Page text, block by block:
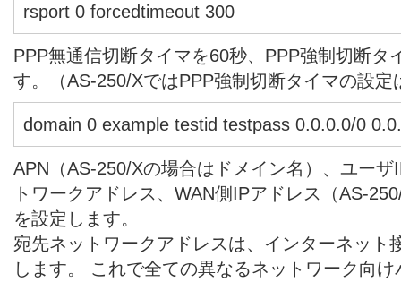
rsport 0 forcedtimeout 300
PPP無通信切断タイマを60秒、PPP強制切断タ
す。（AS-250/XではPPP強制切断タイマの設定
domain 0 example testid testpass 0.0.0.0/0
APN（AS-250/Xの場合はドメイン名）、ユー
トワークアドレス、WAN側IPアドレス（AS-
を設定します。
宛先ネットワークアドレスは、インターネット
します。 これで全ての異なるネットワーク向